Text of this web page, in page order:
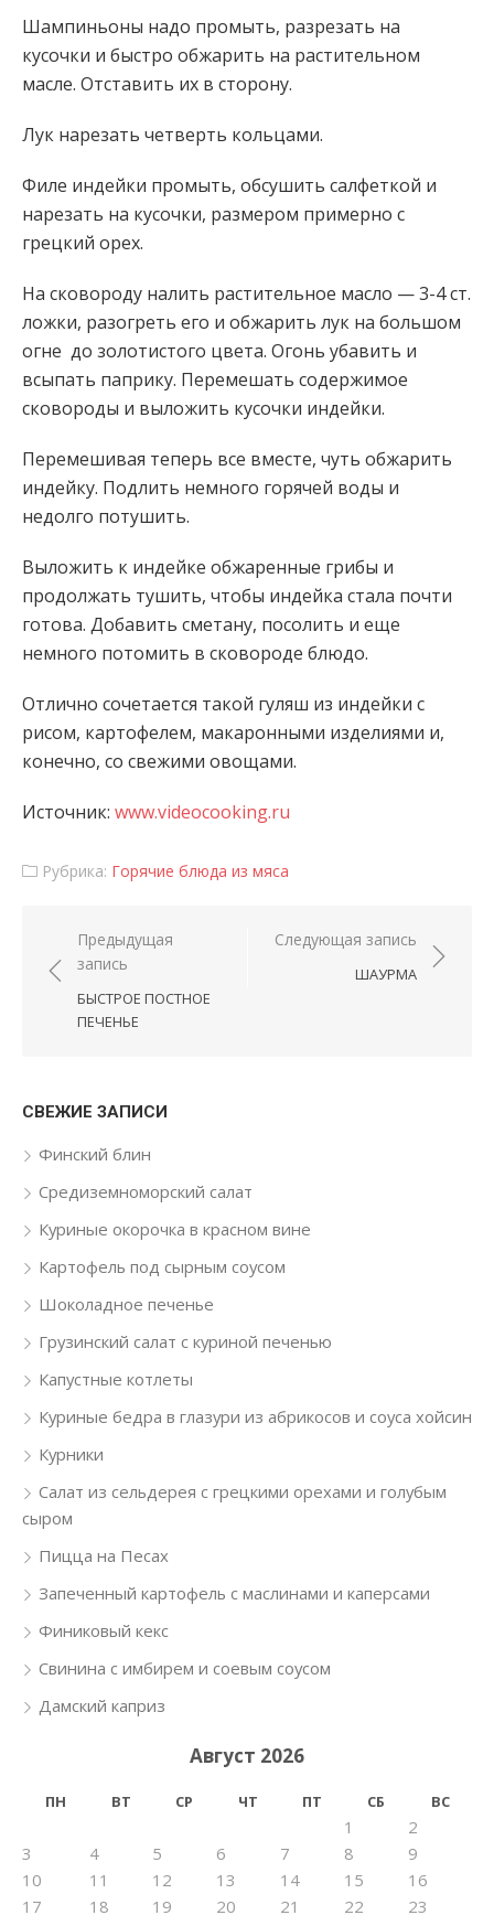
Шампиньоны надо промыть, разрезать на
кусочки и быстро обжарить на растительном
масле. Отставить их в сторону.
Лук нарезать четверть кольцами.
Филе индейки промыть, обсушить салфеткой и
нарезать на кусочки, размером примерно с
грецкий орех.
На сковороду налить растительное масло — 3-4 ст.
ложки, разогреть его и обжарить лук на большом
огне до золотистого цвета. Огонь убавить и
всыпать паприку. Перемешать содержимое
сковороды и выложить кусочки индейки.
Перемешивая теперь все вместе, чуть обжарить
индейку. Подлить немного горячей воды и
недолго потушить.
Выложить к индейке обжаренные грибы и
продолжать тушить, чтобы индейка стала почти
готова. Добавить сметану, посолить и еще
немного потомить в сковороде блюдо.
Отлично сочетается такой гуляш из индейки с
рисом, картофелем, макаронными изделиями и,
конечно, со свежими овощами.
Источник: www.videocooking.ru
Рубрика: Горячие блюда из мяса
Навигация по записям
Предыдущая
запись
БЫСТРОЕ ПОСТНОЕ
ПЕЧЕНЬЕ
Следующая запись
ШАУРМА
СВЕЖИЕ ЗАПИСИ
Финский блин
Средиземноморский салат
Куриные окорочка в красном вине
Картофель под сырным соусом
Шоколадное печенье
Грузинский салат с куриной печенью
Капустные котлеты
Куриные бедра в глазури из абрикосов и соуса хойсин
Курники
Салат из сельдерея с грецкими орехами и голубым
сыром
Пицца на Песах
Запеченный картофель с маслинами и каперсами
Финиковый кекс
Свинина с имбирем и соевым соусом
Дамский каприз
Август 2026
ПН ВТ СР ЧТ ПТ СБ ВС
1
2
3
4 5 6 7 8
9
10
11 12 13 14 15
16
17
18 19 20 21 22
23